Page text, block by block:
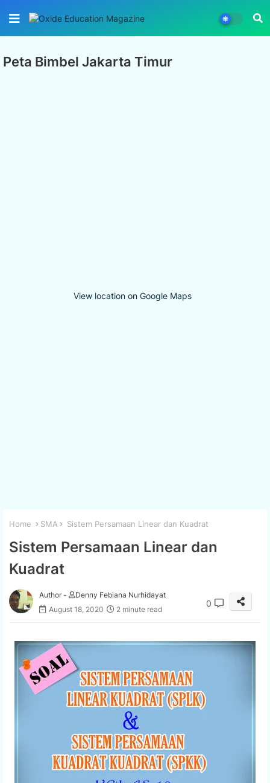
Peta Bimbel Jakarta Timur
View location on Google Maps
Home SMA Sistem Persamaan Linear dan Kuadrat
Sistem Persamaan Linear dan
Kuadrat
Author -
Denny Febiana Nurhidayat
August 18, 2020
2 minute read
0